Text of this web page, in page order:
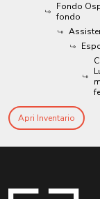
Fondo
fondo
Apri Inventario